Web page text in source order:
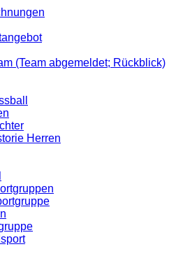
(Team abgemeldet; Rückblick)
Herren